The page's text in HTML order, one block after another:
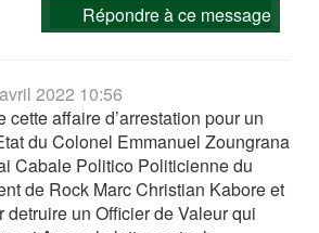
Répondre à ce message
2022 10:56
cette affaire d’arrestation pour un
du Colonel Emmanuel Zoungrana
Cabale Politico Politicienne du
de Rock Marc Christian Kabore et
detruire un Officier de Valeur qui